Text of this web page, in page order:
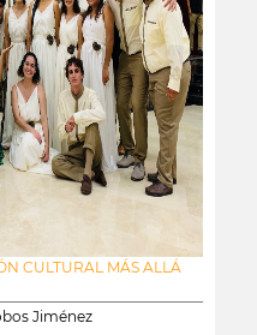
CULTURAL MÁS ALLÁ
Jiménez